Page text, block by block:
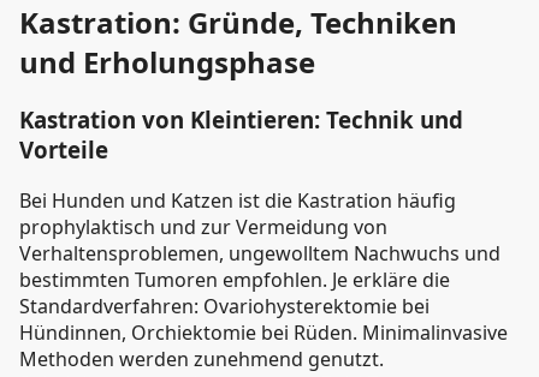
Kastration: Gründe, Techniken
und Erholungsphase
Kastration von Kleintieren: Technik und
Vorteile
Bei Hunden und Katzen ist die Kastration häufig
prophylaktisch und zur Vermeidung von
Verhaltensproblemen, ungewolltem Nachwuchs und
bestimmten Tumoren empfohlen. Je erkläre die
Standardverfahren: Ovariohysterektomie bei
Hündinnen, Orchiektomie bei Rüden. Minimalinvasive
Methoden werden zunehmend genutzt.